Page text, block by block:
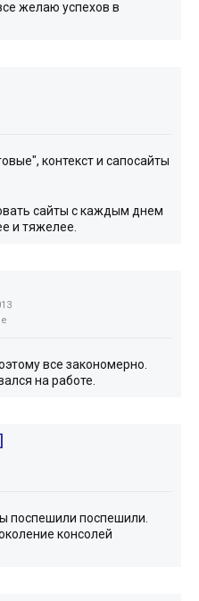
желаю успехов в
контекст и сапосайты
сайты с каждым днем
и тяжелее.
все закономерно.
на работе.
поспешили поспешили.
консолей